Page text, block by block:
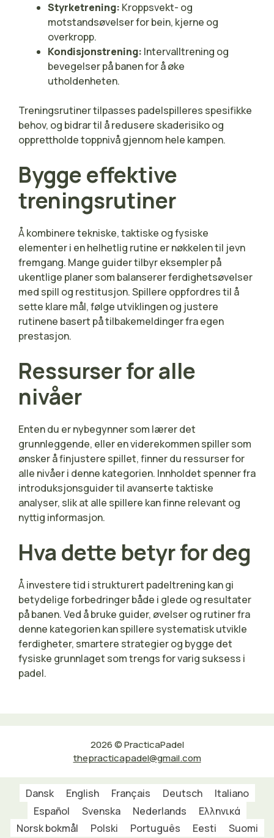
Styrketrening: Kroppsvekt- og
motstandsøvelser for bein, kjerne og
overkropp.
Kondisjonstrening: Intervalltrening og
bevegelser på banen for å øke
utholdenheten.
Treningsrutiner tilpasses padelspilleres spesifikke
behov, og bidrar til å redusere skaderisiko og
opprettholde toppnivå gjennom hele kampen.
Bygge effektive
treningsrutiner
Å kombinere tekniske, taktiske og fysiske
elementer i en helhetlig rutine er nøkkelen til jevn
fremgang. Mange guider tilbyr eksempler på
ukentlige planer som balanserer ferdighetsøvelser
med spill og restitusjon. Spillere oppfordres til å
sette klare mål, følge utviklingen og justere
rutinene basert på tilbakemeldinger fra egen
prestasjon.
Ressurser for alle
nivåer
Enten du er nybegynner som lærer det
grunnleggende, eller en viderekommen spiller som
ønsker å finjustere spillet, finner du ressurser for
alle nivåer i denne kategorien. Innholdet spenner fra
introduksjonsguider til avanserte taktiske
analyser, slik at alle spillere kan finne relevant og
nyttig informasjon.
Hva dette betyr for deg
Å investere tid i strukturert padeltrening kan gi
betydelige forbedringer både i glede og resultater
på banen. Ved å bruke guider, øvelser og rutiner fra
denne kategorien kan spillere systematisk utvikle
ferdigheter, smartere strategier og bygge det
fysiske grunnlaget som trengs for varig suksess i
padel.
2026 © PracticaPadel
thepracticapadel@gmail.com
Dansk English Français Deutsch
Italiano
Español
Svenska Nederlands
Ελληνικά
Norsk bokmål
Polski Português Eesti Suomi